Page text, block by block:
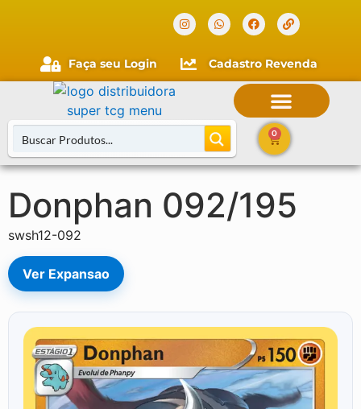
Faça seu Login Cadastro Revenda
0
Donphan 092/195
swsh12-092
Ver Expansao